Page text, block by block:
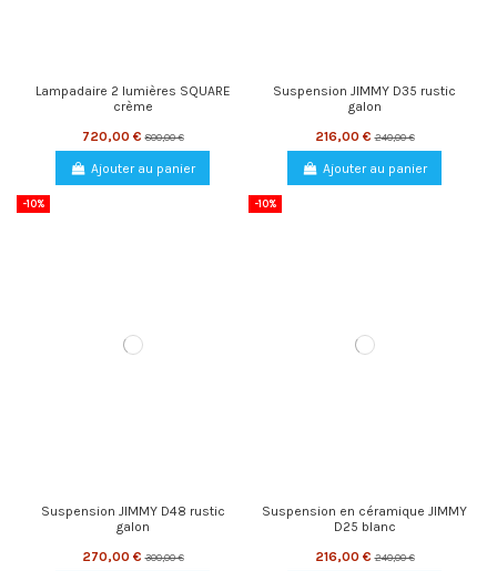
Lampadaire 2 lumières SQUARE
crème
720,00 € 800,00 €
Ajouter au panier
Suspension JIMMY D35 rustic
galon
216,00 € 240,00 €
Ajouter au panier
-10%
Suspension JIMMY D48 rustic
galon
270,00 € 300,00 €
-10%
Suspension en céramique JIMMY
D25 blanc
216,00 € 240,00 €